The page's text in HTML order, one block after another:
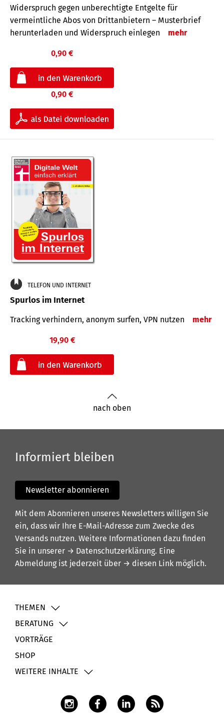
Widerspruch gegen unberechtigte Entgelte für
vermeintliche Abos von Drittanbietern – Musterbrief
herunterladen und Widerspruch einlegen
mehr
0,90 €
0,90 €
TELEFON UND INTERNET
Spurlos im Internet
Tracking verhindern, anonym surfen, VPN nutzen mehr
19,90 €
nach oben
Informiert bleiben
Newsletter abonnieren
Mit dem Abonnieren unseres Newsletters willigen Sie
ein, dass wir Ihre E-Mail-Adresse zum Zwecke des
Versands nutzen. Weitere Informationen dazu finden
Sie in unserer → Datenschutzerklärung. Eine
Abmeldung ist jederzeit über → diesen Link möglich.
THEMEN
BERATUNG
VORTRÄGE
SHOP
WEITERE INHALTE